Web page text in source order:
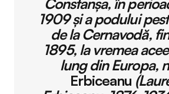
1909 şi a podului
de la Cernavodă,
1895, la vremea
lung din Europa,
Erbiceanu